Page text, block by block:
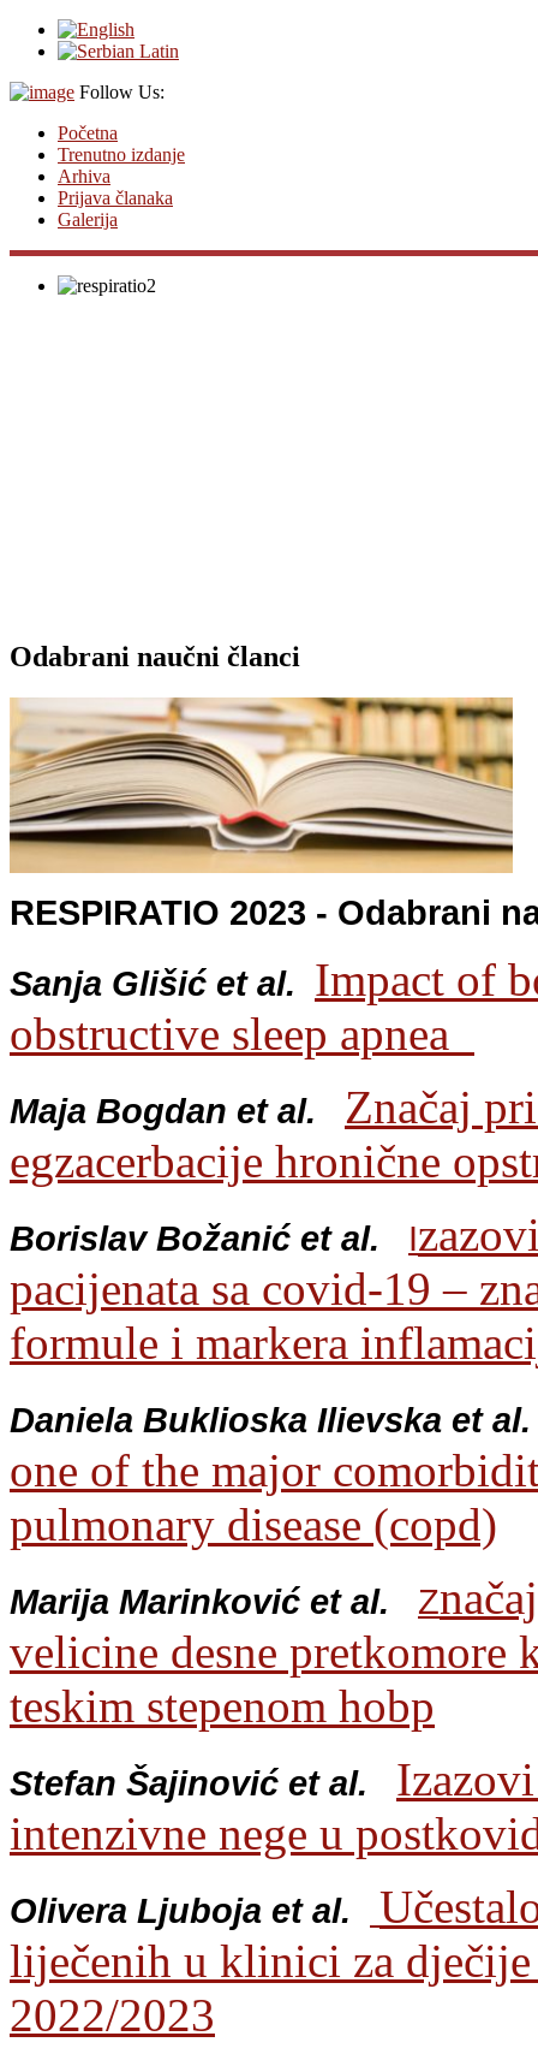
Follow Us:
Početna
Trenutno izdanje
Arhiva
Prijava članaka
Galerija
Odabrani naučni članci
RESPIRATIO 2023 - Odabrani
Sanja Glišić et al. Impact of
obstructive sleep apnea
Maja Bogdan et al.
Značaj
egzacerbacije hronične
Borislav Božanić et al. I
pacijenata sa covid-19 –
formule i markera
Daniela Buklioska Ilievska et
one of the major
pulmonary disease (copd)
Marija Marinković et al. Z
velicine desne pretkomore
teskim stepenom hobp
Stefan Šajinović et al.
intenzivne nege u
Olivera Ljuboja et al.
liječenih u klinici za
2022/2023